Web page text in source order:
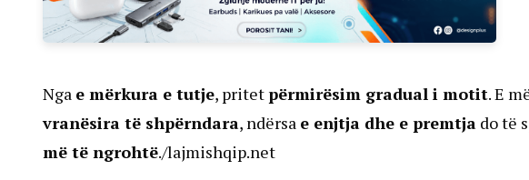
Nga e mërkura e tutje, pritetpërmirësim gradual i motit. E
vranësira të shpërndara, ndërsa e enjtja dhe e premtja do të
më të ngrohtë./lajmishqip.net